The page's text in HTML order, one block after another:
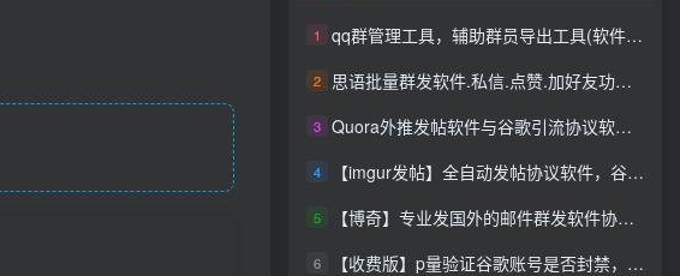
1 qq群管理工具，辅助群员导出工具(软件批量导出好帮手：QQ群成员一键提取，QQ群员提取
2 思语批量群发软件.私信.点赞.加好友功能+查询手机是否已注册账号
3 Quora外推发帖软件与谷歌引流协议软件，推广_营销软件
4 【imgur发帖】全自动发帖协议软件，谷歌搜索引流推广软件
5 【博奇】专业发国外的邮件群发软件协议，邮件群发软件协议|支持网址|发送速度快|效果好|你不限制内容和行业
6 【收费版】p量验证谷歌账号是否封禁，支持账号，无须密码即可查询封禁【谷歌账号检测查询是否封禁】【会员免费使用】